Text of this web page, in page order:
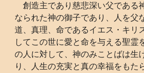
創造主であり慈悲深い父である
なられた神の御子であり、人を父
道、真理、命であるイエス・キリ
してこの世に愛と命を与える聖霊
の人に対して、神のみことばは生
り、人生の充実と真の幸福をもた